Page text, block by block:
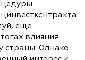
еще
влияния
страны. Однако